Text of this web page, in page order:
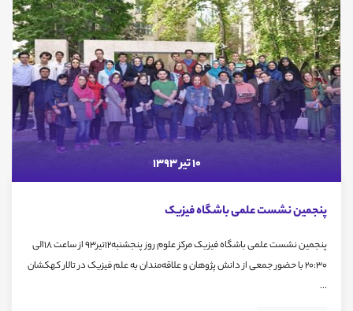
10 تیر 1393
پنجمین نشست علمی باشگاه فیزیک
پنجمین نشست علمی باشگاه فیزیک مرکز علوم روز پنجشنبه12تیر93 از ساعت 18الی
20:30 با حضور جمعی از دانش پژوهان و علاقه‌مندان به علم فیزیک در تالار کهکشان
...